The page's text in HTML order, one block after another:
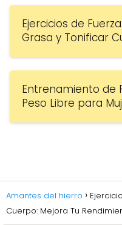
Ejercicios de
Grasa y Tonificar
Entrenamiento de
Peso Libre para
Amantes del hierro
Cuerpo: Mejora Tu